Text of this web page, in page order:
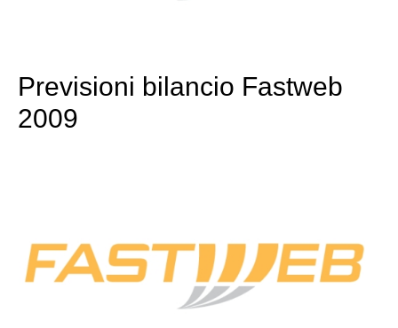
Previsioni bilancio Fastweb
2009